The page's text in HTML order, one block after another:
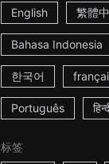
English 繁體
Bahasa Indonesia
한국어
Português
标签